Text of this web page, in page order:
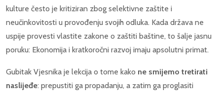
kulture često je kritiziran zbog selektivne zaštite i
neučinkovitosti u provođenju svojih odluka. Kada država ne
uspije provesti vlastite zakone o zaštiti baštine, to šalje jasnu
poruku: Ekonomija i kratkoročni razvoj imaju apsolutni primat.
Gubitak Vjesnika je lekcija o tome kako ne smijemo tretirati
naslijeđe: prepustiti ga propadanju, a zatim ga proglasiti